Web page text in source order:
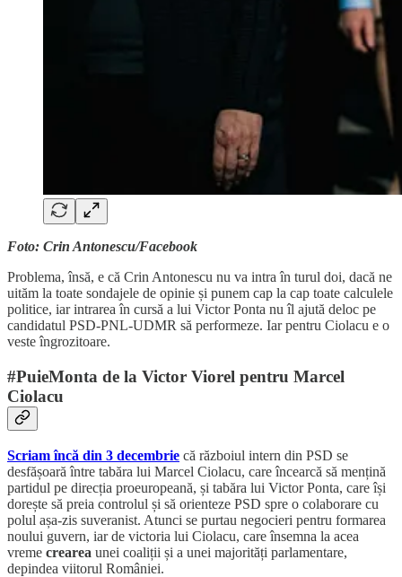
Foto: Crin Antonescu/Facebook
Problema, însă, e că Crin Antonescu nu va intra în turul doi, dacă ne
uităm la toate sondajele de opinie și punem cap la cap toate calculele
politice, iar intrarea în cursă a lui Victor Ponta nu îl ajută deloc pe
candidatul PSD-PNL-UDMR să performeze. Iar pentru Ciolacu e o
veste îngrozitoare.
#PuieMonta de la Victor Viorel pentru Marcel
Ciolacu
Scriam încă din 3 decembrie că războiul intern din PSD se
desfășoară între tabăra lui Marcel Ciolacu, care încearcă să mențină
partidul pe direcția proeuropeană, și tabăra lui Victor Ponta, care își
dorește să preia controlul și să orienteze PSD spre o colaborare cu
polul așa-zis suveranist. Atunci se purtau negocieri pentru formarea
noului guvern, iar de victoria lui Ciolacu, care însemna la acea
vreme crearea unei coaliții și a unei majorități parlamentare,
depindea viitorul României.